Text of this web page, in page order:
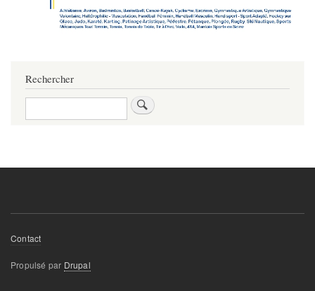
Rechercher
Rechercher
Footer
menu
Contact
Propulsé par Drupal